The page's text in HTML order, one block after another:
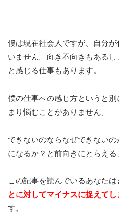
僕は現在社会人ですが、自分
いません。向き不向きもある
と感じる仕事もあります。
僕の仕事への感じ方というと
まり悩むことがありません。
できないのならなぜできない
になるか？と前向きにとらえる
この記事を読んでいるあなたは
とに対してマイナスに捉えてし
す。